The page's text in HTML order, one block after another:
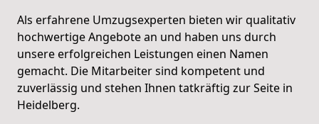
Als erfahrene Umzugsexperten bieten wir qualitativ
hochwertige Angebote an und haben uns durch
unsere erfolgreichen Leistungen einen Namen
gemacht. Die Mitarbeiter sind kompetent und
zuverlässig und stehen Ihnen tatkräftig zur Seite in
Heidelberg.